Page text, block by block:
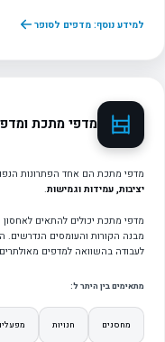
למידע נוסף: מדפים לסופר
מדפי מתכת
מדפי מתכת הם אחד הפתרונות
יציבות, עמידות וגמישות.
מדפי מתכת יכולים להתאים
מבנה הקורות והעומסים הנדרשים.
לעבודה בהשוואה למדפים
מתאימים בין היתר ל:
מחסנים חנויות